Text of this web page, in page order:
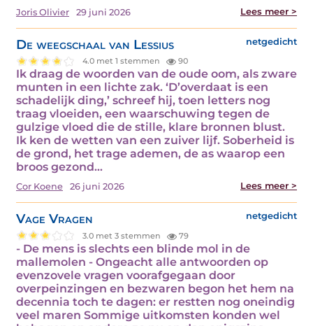
Joris Olivier 29 juni 2026 Lees meer >
De weegschaal van Lessius netgedicht
4.0 met 1 stemmen 90
Ik draag de woorden van de oude oom, als zware
munten in een lichte zak. ‘D’overdaat is een
schadelijk ding,’ schreef hij, toen letters nog
traag vloeiden, een waarschuwing tegen de
gulzige vloed die de stille, klare bronnen blust.
Ik ken de wetten van een zuiver lijf. Soberheid is
de grond, het trage ademen, de as waarop een
broos gezond…
Cor Koene 26 juni 2026 Lees meer >
Vage Vragen netgedicht
3.0 met 3 stemmen 79
- De mens is slechts een blinde mol in de
mallemolen - Ongeacht alle antwoorden op
evenzovele vragen voorafgegaan door
overpeinzingen en bezwaren begon het hem na
decennia toch te dagen: er restten nog oneindig
veel maren Sommige uitkomsten konden wel